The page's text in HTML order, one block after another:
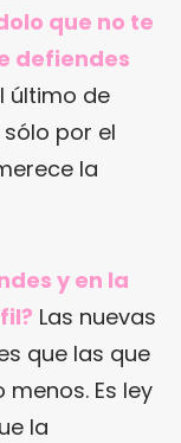
que no te
defiendes
último de
sólo por el
la
y en la
Las nuevas
que las que
Es ley
la